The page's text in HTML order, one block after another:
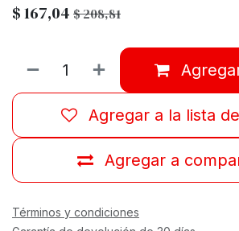
$167,04 $208,81
Agregar a
Agregar a la lista
Términos y condiciones